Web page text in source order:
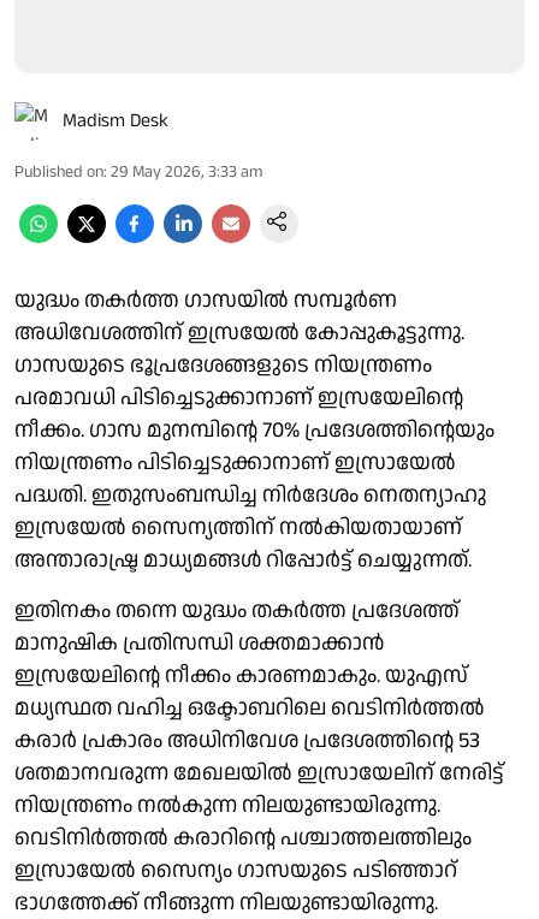
Madism Desk
Published on: 29 May 2026, 3:33 am
യുദ്ധം തകര്‍ത്ത ഗാസയില്‍ സമ്പൂര്‍ണ
അധിവേശത്തിന് ഇസ്രയേല്‍ കോപ്പുകൂട്ടുന്നു.
ഗാസയുടെ ഭൂപ്രദേശങ്ങളുടെ നിയന്ത്രണം
പരമാവധി പിടിച്ചെടുക്കാനാണ് ഇസ്രയേലിന്റെ
നീക്കം. ഗാസ മുനമ്പിന്റെ 70% പ്രദേശത്തിന്റെയും
നിയന്ത്രണം പിടിച്ചെടുക്കാനാണ് ഇസ്രായേല്‍
പദ്ധതി. ഇതുസംബന്ധിച്ച നിര്‍ദേശം നെതന്യാഹു
ഇസ്രയേല്‍ സൈന്യത്തിന് നല്‍കിയതായാണ്
അന്താരാഷ്ട്ര മാധ്യമങ്ങള്‍ റിപ്പോര്‍ട്ട് ചെയ്യുന്നത്.
ഇതിനകം തന്നെ യുദ്ധം തകര്‍ത്ത പ്രദേശത്ത്
മാനുഷിക പ്രതിസന്ധി ശക്തമാക്കാന്‍
ഇസ്രയേലിന്റെ നീക്കം കാരണമാകും. യുഎസ്
മധ്യസ്ഥത വഹിച്ച ഒക്ടോബറിലെ വെടിനിര്‍ത്തല്‍
കരാര്‍ പ്രകാരം അധിനിവേശ പ്രദേശത്തിന്റെ 53
ശതമാനവരുന്ന മേഖലയില്‍ ഇസ്രായേലിന് നേരിട്ട്
നിയന്ത്രണം നല്‍കുന്ന നിലയുണ്ടായിരുന്നു.
വെടിനിര്‍ത്തല്‍ കരാറിന്റെ പശ്ചാത്തലത്തിലും
ഇസ്രായേല്‍ സൈന്യം ഗാസയുടെ പടിഞ്ഞാറ്
ഭാഗത്തേക്ക് നീങ്ങുന്ന നിലയുണ്ടായിരുന്നു.